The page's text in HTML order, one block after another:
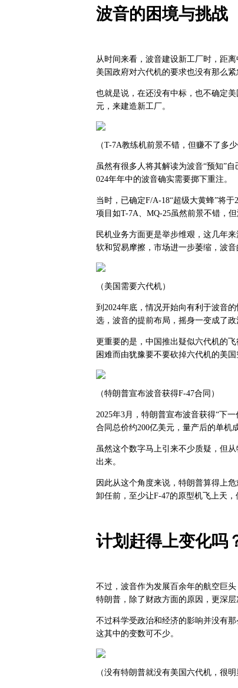
波音的困境与挑战
从时间来看，波音建设新工厂时，距
美国政府对六代机的要求也没有那么紧
也就是说，在还没有中标，也不确定
元，来建造新工厂。
（T-7A教练机前景不错，但赚不了多少
虽然有很多人将其解读为波音“预知”
024年年中的波音确实需要掷下重注。
当时，已确定F/A-18“超级大黄蜂”将
项目如T-7A、MQ-25虽然前景不错，
民机业务方面更是举步维艰，这几年
软和贸易摩擦，市场进一步萎缩，波音
（美国需要六代机）
到2024年底，情况开始向有利于波音
选，波音的提前布局，摇身一变成了政
更重要的是，中国推出疑似六代机的
困难而由犹豫要不要砍掉六代机的美
（特朗普宣布波音获得F-47合同）
2025年3月，特朗普宣布波音获得“下
合同总价约200亿美元，量产后的单机
虽然这个数字马上引来不少质疑，但
出来。
因此从这个角度来说，特朗普算得上
卸任前，至少让F-47的原型机飞上天，
计划赶得上变化吗
不过，波音作为发展百余年的航空巨
特朗普，除了财政方面的原因，更深层
不过科学受政治和经济的影响并没有
这其中的变数可不少。
（没有特朗普就没有美国六代机，很